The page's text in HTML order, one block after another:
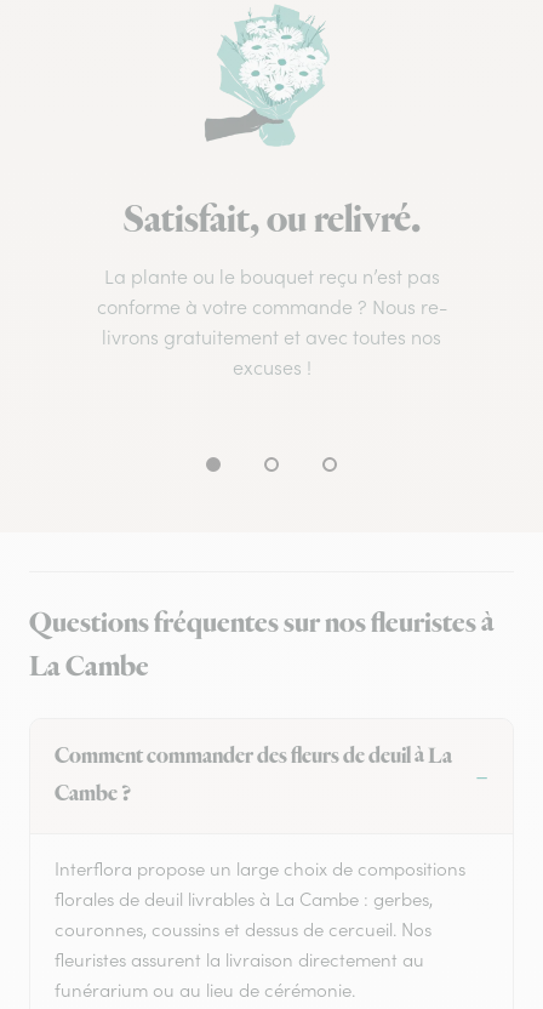
Satisfait, ou relivré.
La plante ou le bouquet reçu n’est pas
conforme à votre commande ? Nous re-
livrons gratuitement et avec toutes nos
excuses !
Questions fréquentes sur nos fleuristes à
La Cambe
Comment commander des fleurs de deuil à La
Cambe ?
Interflora propose un large choix de compositions
florales de deuil livrables à La Cambe : gerbes,
couronnes, coussins et dessus de cercueil. Nos
fleuristes assurent la livraison directement au
funérarium ou au lieu de cérémonie.